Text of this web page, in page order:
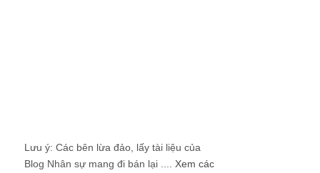
Lưu ý: Các bên lừa đảo, lấy tài liệu của
Blog Nhân sự mang đi bán lại .... Xem các